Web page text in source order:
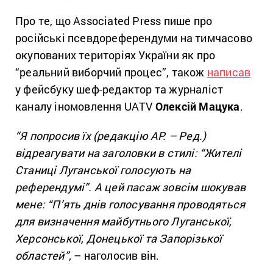
Про те, що Associated Press пише про
російські псевдореферендуми на тимчасово
окупованих територіях України як про
“реальний виборчий процес”, також написав
у фейсбуку шеф-редактор та журналіст
каналу іномовлення UATV Олексій Мацука.
“Я попросив їх (редакцію AP. – Ред.)
відреагувати на заголовки в стилі: “Жителі
Станиці Луганської голосують на
референдумі”. А цей пасаж зовсім шокував
мене: “П’ять днів голосування проводяться
для визначення майбутнього Луганської,
Херсонської, Донецької та Запорізької
областей”, – наголосив він.